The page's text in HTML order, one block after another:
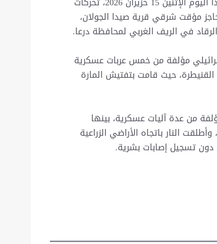
مؤقت شرقي قرية صيدا الجولان،
في الريف الغربي لمحافظة درعا.
الإسرائيلي مؤلفة من خمس عربات عسكرية
حيث قامت بتفتيش المارة
من عدة آليات عسكرية، بينها
النار باتجاه الأراضي الزراعية
تسجيل إصابات بشرية.